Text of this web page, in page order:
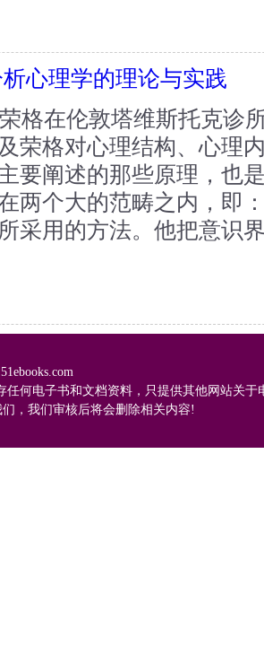
心理学的理论与实践
格在伦敦塔维斯托克诊
荣格对心理结构、心理
要阐述的那些原理，也
两个大的范畴之内，即
采用的方法。他把意识
任何电子书和文档资料，只提供其他网站关
，我们审核后将会删除相关内容!